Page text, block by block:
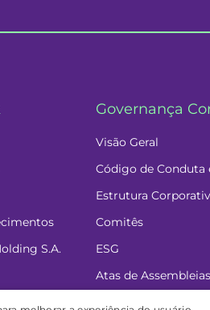
S.A.
Governança
Visão Geral
Código de Conduta
Estrutura
Comitês
ESG
Atas de